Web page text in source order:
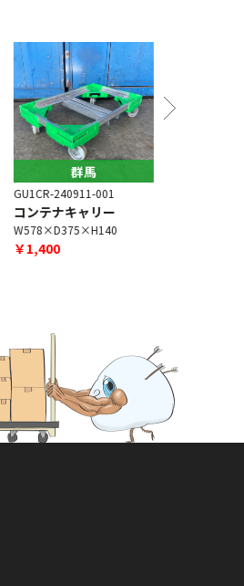
群馬
GU1CR-240911-001
コンテナキャリー
W578×D375×H140
￥1,400